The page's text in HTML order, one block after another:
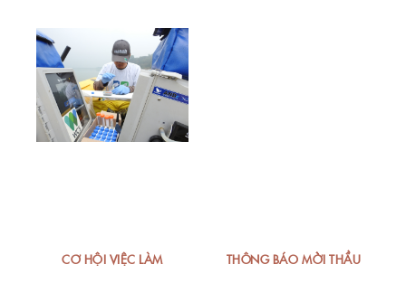
CƠ HỘI VIỆC LÀM THÔNG BÁO MỜI THẦU